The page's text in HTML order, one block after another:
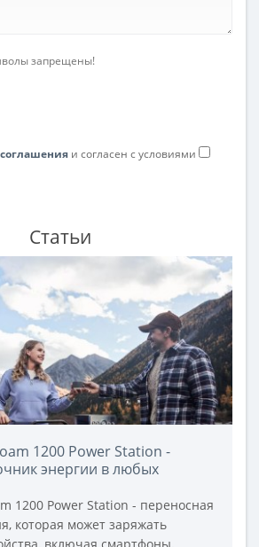
запрещены!
и согласен с условиями
Статьи
1200 Power Station -
энергии в любых
1200 Power Station - переносная
которая может заряжать
включая смартфоны,